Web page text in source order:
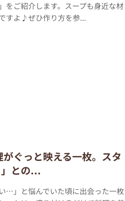
をご紹介します。スープも身近な材
すよ♪ぜひ作り方を参...
ぐっと映える一枚。スタ
との...
…」と悩んでいた頃に出会った一枚